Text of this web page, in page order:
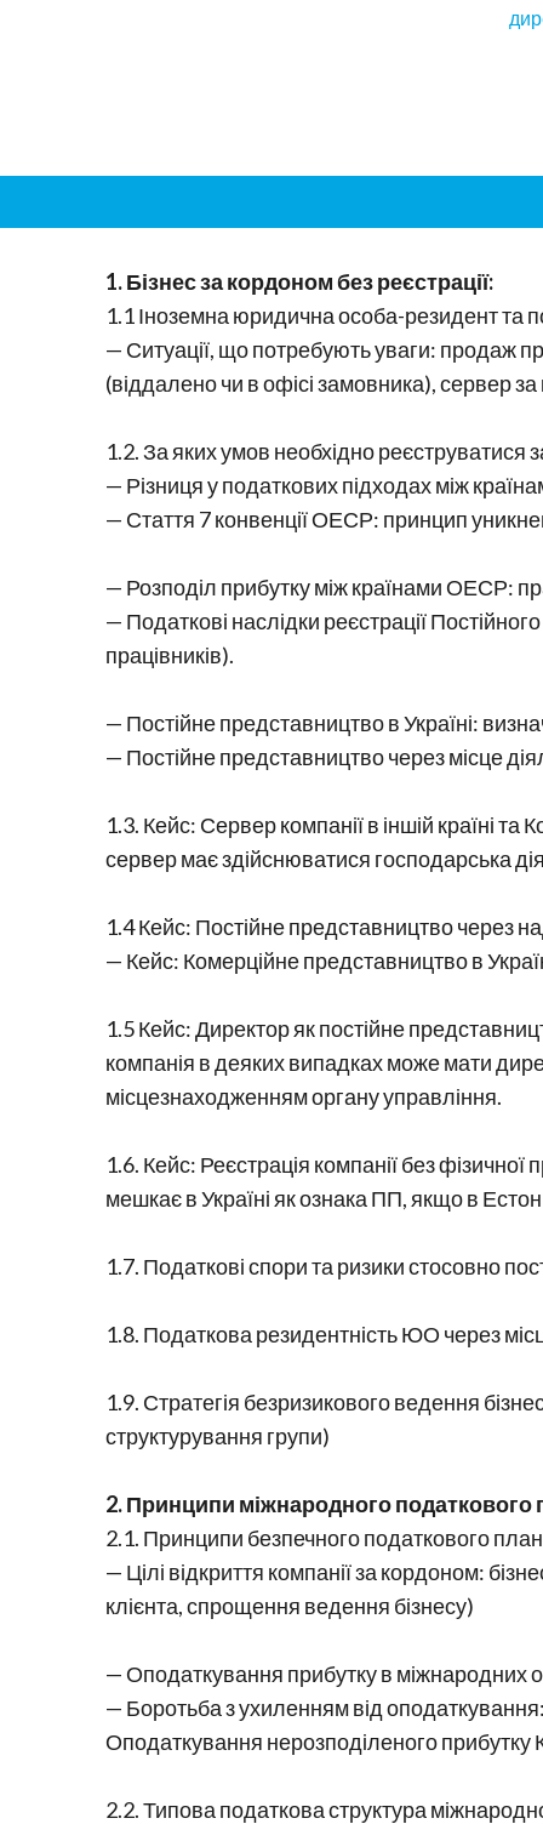
1. Бізнес за кордоном без реєстрації:
1.1 Іноземна юридична особа-резидент та
— Ситуації, що потребують уваги: продаж
(віддалено чи в офісі замовника), сервер
1.2. За яких умов необхідно реєструватися
— Різниця у податкових підходах між
— Стаття 7 конвенції ОЕСР: принцип
— Розподіл прибутку між країнами ОЕСР:
— Податкові наслідки реєстрації
працівників).
— Постійне представництво в Україні:
— Постійне представництво через місце
1.3. Кейс: Сервер компанії в іншій країні
сервер має здійснюватися господарська
1.4 Кейс: Постійне представництво через
— Кейс: Комерційне представництво в
1.5 Кейс: Директор як постійне
компанія в деяких випадках може мати
місцезнаходженням органу управління.
1.6. Кейс: Реєстрація компанії без
мешкає в Україні як ознака ПП, якщо в
1.7. Податкові спори та ризики стосовно
1.8. Податкова резидентність ЮО через
1.9. Стратегія безризикового ведення
структурування групи)
2. Принципи міжнародного податкового
2.1. Принципи безпечного податкового
— Цілі відкриття компанії за кордоном:
клієнта, спрощення ведення бізнесу)
— Оподаткування прибутку в міжнародних
— Боротьба з ухиленням від
Оподаткування нерозподіленого прибутку
2.2. Типова податкова структура